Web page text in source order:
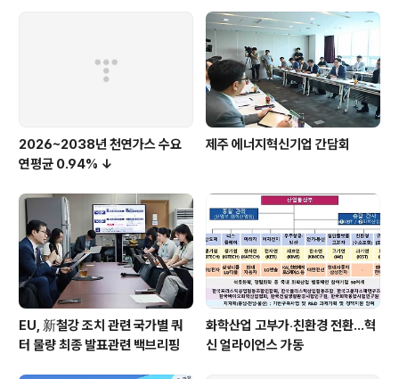
2026~2038년 천연가스 수요
연평균 0.94% ↓
제주 에너지혁신기업 간담회
EU, 新철강 조치 관련 국가별 쿼
터 물량 최종 발표관련 백브리핑
화학산업 고부가‧친환경 전환…혁
신 얼라이언스 가동